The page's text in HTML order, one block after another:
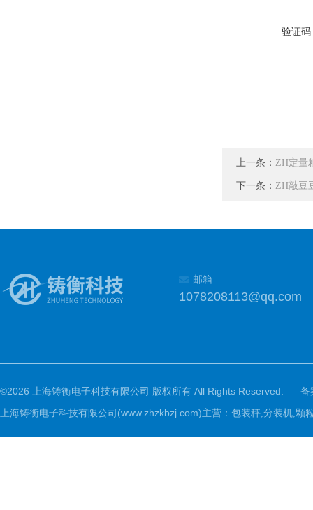
验证码
上一条： ZH定量
下一条： ZH敲豆
邮箱
1078208113@qq.com
©2026 上海铸衡电子科技有限公司 版权所有 All Rights Reserved.
备
上海铸衡电子科技有限公司(www.zhzkbzj.com)主营： 包装秤,分装机,颗